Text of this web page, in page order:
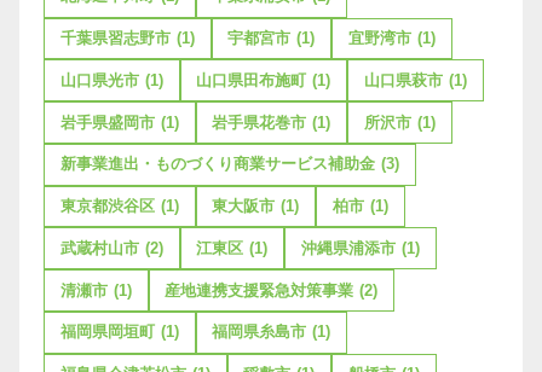
千葉県習志野市 (1) 宇都宮市 (1) 宜野湾市 (1)
山口県光市 (1) 山口県田布施町 (1) 山口県萩市 (1)
岩手県盛岡市 (1) 岩手県花巻市 (1) 所沢市 (1)
新事業進出・ものづくり商業サービス補助金 (3)
東京都渋谷区 (1) 東大阪市 (1) 柏市 (1)
武蔵村山市 (2) 江東区 (1) 沖縄県浦添市 (1)
清瀬市 (1) 産地連携支援緊急対策事業 (2)
福岡県岡垣町 (1) 福岡県糸島市 (1)